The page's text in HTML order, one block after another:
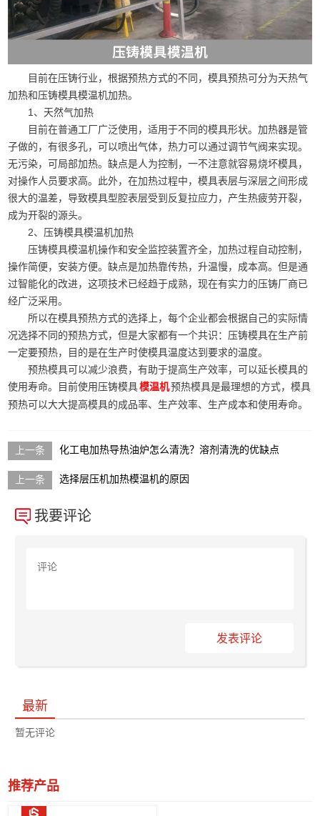
目前在压铸行业，根据预热方式的不同，模具预热可分为天热气
加热和压铸模具模温机加热。
1、天然气加热
目前在普通工厂广泛使用，适用于不同的模具形状。加热器是管
子做的，有很多孔，可以喷出气体，热力可以通过调节气阀来实现。
无污染，可局部加热。缺点是人为控制，一不注意就容易烧坏模具，
对操作人员要求高。此外，在加热过程中，模具表层与深层之间形成
很大的温差，导致模具型腔表层受到反复拉应力，产生热疲劳开裂，
成为开裂的源头。
2、压铸模具模温机加热
压铸模具模温机操作和安全监控装置齐全，加热过程自动控制，
操作简便，安装方便。缺点是加热靠传热，升温慢，成本高。但是通
过智能化的改进，这项技术已经趋于成熟，现在有实力的压铸厂商已
经广泛采用。
所以在模具预热方式的选择上，每个企业都会根据自己的实际情
况选择不同的预热方式，但是大家都有一个共识：压铸模具在生产前
一定要预热，目的是在生产时使模具温度达到要求的温度。
预热模具可以减少浪费，有助于提高生产效率，可以延长模具的
使用寿命。目前使用压铸模具模温机预热模具是最理想的方式，模具
预热可以大大提高模具的成品率、生产效率、生产成本和使用寿命。
化工电加热导热油炉怎么清洗？溶剂清洗的优缺点
选择层压机加热模温机的原因
我要评论
发表评论
最新
暂无评论
推荐产品